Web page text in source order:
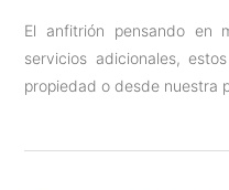
El anfitrión pensando en
servicios adicionales,
propiedad o desde nuestra